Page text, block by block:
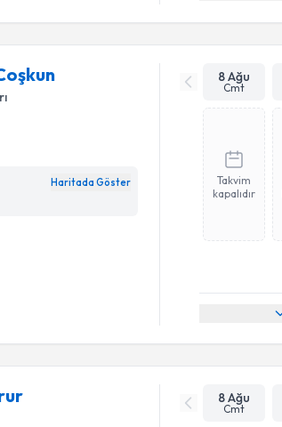
Haritada Göster
8 Ağu
Cmt
Takvim
kapalıdır
8 Ağu
Cmt